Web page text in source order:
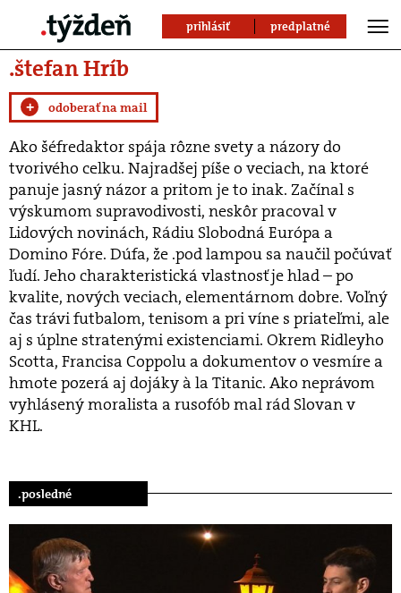
prihlásiť predplatné
.štefan Hríb
+ odoberať na mail
Ako šéfredaktor spája rôzne svety a názory do
tvorivého celku. Najradšej píše o veciach, na ktoré
panuje jasný názor a pritom je to inak. Začínal s
výskumom supravodivosti, neskôr pracoval v
Lidových novinách, Rádiu Slobodná Európa a
Domino Fóre. Dúfa, že .pod lampou sa naučil počúvať
ľudí. Jeho charakteristická vlastnosť je hlad – po
kvalite, nových veciach, elementárnom dobre. Voľný
čas trávi futbalom, tenisom a pri víne s priateľmi, ale
aj s úplne stratenými existenciami. Okrem Ridleyho
Scotta, Francisa Coppolu a dokumentov o vesmíre a
hmote pozerá aj dojáky à la Titanic. Ako neprávom
vyhlásený moralista a rusofób mal rád Slovan v
KHL.
.posledné